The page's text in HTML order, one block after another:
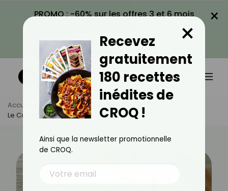
PROMO : -60% sur les offres 3 et 6 mois
VOIR LA PROMO
×
Accueil Actus
Alimentation
Le Cardon : Comment Cuisiner Ce Légume Ancien ?
Recevez
gratuitement
180 recettes
inédites de
CROQ !
×
Ainsi que la newsletter promotionnelle
de CROQ.